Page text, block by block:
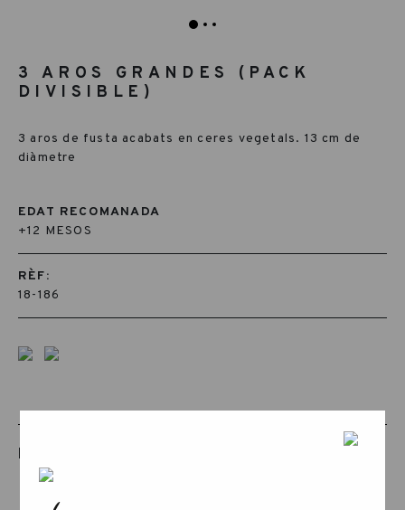
3 AROS GRANDES (PACK
DIVISIBLE)
3 aros de fusta acabats en ceres vegetals. 13 cm de
diàmetre
EDAT RECOMANADA
+12 MESOS
RÈF:
18-186
PRODUCTES RELACIONATS